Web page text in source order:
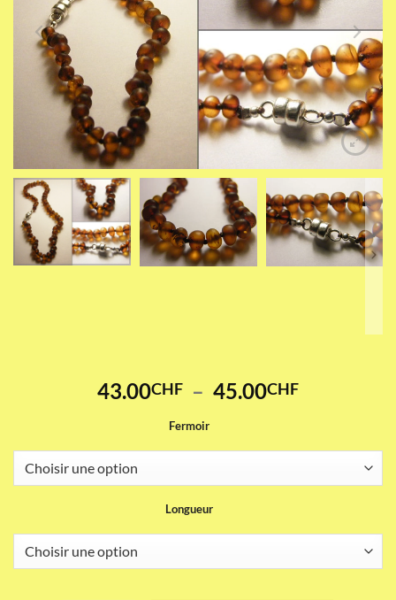
43.00CHF – 45.00CHFPlage
43.00CHF
Fermoir
Longueur